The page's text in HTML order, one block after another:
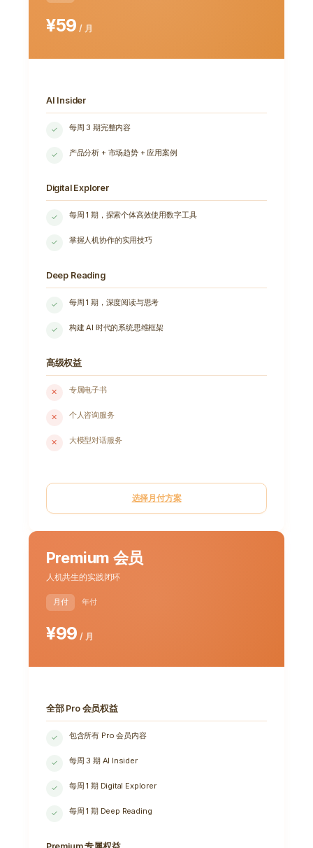
¥59 / 月
AI Insider
✓ 每周 3 期完整内容
✓ 产品分析 + 市场趋势 + 应用案例
Digital Explorer
✓ 每周 1 期，探索个体高效使用数字工具
✓ 掌握人机协作的实用技巧
Deep Reading
✓ 每周 1 期，深度阅读与思考
✓ 构建 AI 时代的系统思维框架
高级权益
✕ 专属电子书
✕ 个人咨询服务
✕ 大模型对话服务
选择月付方案
Premium 会员
人机共生的实践闭环
月付 年付
¥99 / 月
全部 Pro 会员权益
✓ 包含所有 Pro 会员内容
✓ 每周 3 期 AI Insider
✓ 每周 1 期 Digital Explorer
✓ 每周 1 期 Deep Reading